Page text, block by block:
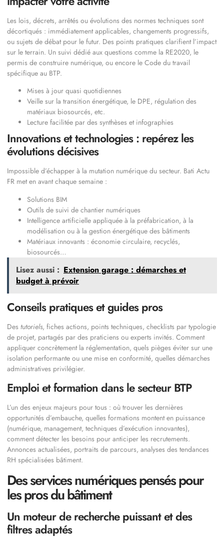
Les lois, décrets, arrêtés ou évolutions des normes techniques sont
décortiqués : immédiatement applicables, changements progressifs,
ou sujets de débat pour le futur. Des points pratiques clarifient l’impact
sur le terrain. Un suivi dédié aux questions comme la RE2020, le
permis de construire numérique, ou encore le Code du travail
spécifique au BTP.
Mises à jour quasi quotidiennes
Veille sur la transition énergétique, le DPE, régulation des
matériaux biosourcés, etc.
Lecture facilitée par des synthèses et infographies
Innovations et technologies : repérez les
évolutions décisives
Impossible d’échapper à la mutation numérique du secteur. Bati Actu
FR met en avant chaque semaine :
Solutions BIM
Outils de suivi de chantier numériques
Intelligence artificielle appliquée à la préfabrication, à la
modélisation ou à la gestion énergétique des bâtiments
Matériaux innovants : économie circulaire, recyclés,
biosourcés…
Lisez aussi : Extension garage : démarches et
budget à prévoir
Conseils pratiques et guides pros
Des tutoriels, fiches actions, points techniques, checklists par typologie
de projet, partagés par des praticiens ou experts invités. Comment
appliquer concrètement la réglementation, quels pièges éviter sur une
isolation performante ou une mise en conformité, quelles démarches
administratives privilégier.
Emploi et formation dans le secteur BTP
L’un des enjeux majeurs pour tous : où trouver les dernières
opportunités d’embauche, quelles formations montent en puissance
(numérique, management, techniques d’exécution innovantes),
comment détecter les besoins pour anticiper les recrutements.
Annonces actualisées, portraits de parcours, analyses des tendances
RH spécialisées bâtiment.
Des services numériques pensés pour
les pros du bâtiment
Un moteur de recherche puissant et des
filtres adaptés